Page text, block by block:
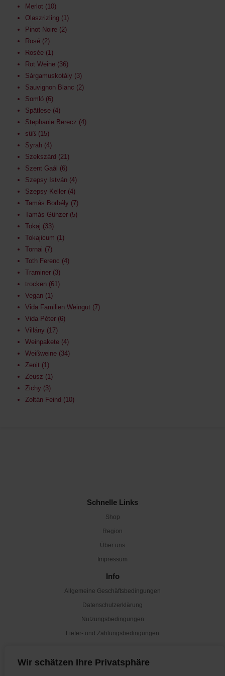
Wir schätzen Ihre Privatsphäre
Merlot 10
Olaszrizling 1
Pinot Noire 2
Rosé 2
Rosée 1
Rot Weine 36
Sárgamuskotály 3
Sauvignon Blanc 2
Somló 6
Spätlese 4
Stephanie Berecz 4
süß 15
Syrah 4
Szekszárd 21
Szent Gaál 6
Szepsy István 4
Szepsy Keller 4
Tamás Borbély 7
Tamás Günzer 5
Tokaj 33
Tokajicum 1
Tornai 7
Toth Ferenc 4
Traminer 3
trocken 61
Vegan 1
Vida Familien Weingut 7
Vida Péter 6
Villány 17
Weinpakete 4
Weißweine 34
Zenit 1
Zeusz 1
Zichy 3
Zoltán Feind 10
Schnelle Links
Shop
Region
Über uns
Impressum
Info
Allgemeine Geschäftsbedingungen
Datenschutzerklärung
Nutzungsbedingungen
Liefer- und Zahlungsbedingungen